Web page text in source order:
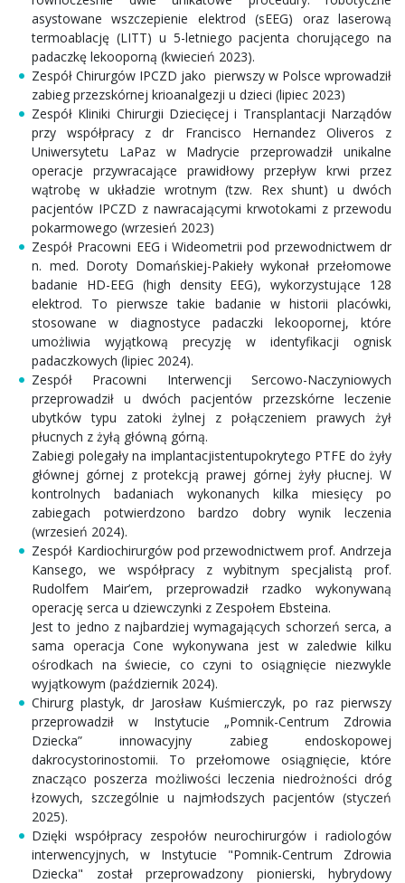
asystowane wszczepienie elektrod (sEEG) oraz laserową
termoablację (LITT) u 5-letniego pacjenta chorującego na
padaczkę lekooporną (kwiecień 2023).
Zespół Chirurgów IPCZD jako pierwszy w Polsce wprowadził
zabieg przezskórnej krioanalgezji u dzieci (lipiec 2023)
Zespół Kliniki Chirurgii Dziecięcej i Transplantacji Narządów
przy współpracy z dr Francisco Hernandez Oliveros z
Uniwersytetu LaPaz w Madrycie przeprowadził unikalne
operacje przywracające prawidłowy przepływ krwi przez
wątrobę w układzie wrotnym (tzw. Rex shunt) u dwóch
pacjentów IPCZD z nawracającymi krwotokami z przewodu
pokarmowego (wrzesień 2023)
Zespół Pracowni EEG i Wideometrii pod przewodnictwem dr
n. med. Doroty Domańskiej-Pakieły wykonał przełomowe
badanie HD-EEG (high density EEG), wykorzystujące 128
elektrod. To pierwsze takie badanie w historii placówki,
stosowane w diagnostyce padaczki lekoopornej, które
umożliwia wyjątkową precyzję w identyfikacji ognisk
padaczkowych (lipiec 2024).
Zespół Pracowni Interwencji Sercowo-Naczyniowych
przeprowadził u dwóch pacjentów przezskórne leczenie
ubytków typu zatoki żylnej z połączeniem prawych żył
płucnych z żyłą główną górną.
Zabiegi polegały na implantacjistentupokrytego PTFE do żyły
głównej górnej z protekcją prawej górnej żyły płucnej. W
kontrolnych badaniach wykonanych kilka miesięcy po
zabiegach potwierdzono bardzo dobry wynik leczenia
(wrzesień 2024).
Zespół Kardiochirurgów pod przewodnictwem prof. Andrzeja
Kansego, we współpracy z wybitnym specjalistą prof.
Rudolfem Mair’em, przeprowadził rzadko wykonywaną
operację serca u dziewczynki z Zespołem Ebsteina.
Jest to jedno z najbardziej wymagających schorzeń serca, a
sama operacja Cone wykonywana jest w zaledwie kilku
ośrodkach na świecie, co czyni to osiągnięcie niezwykle
wyjątkowym (październik 2024).
Chirurg plastyk, dr Jarosław Kuśmierczyk, po raz pierwszy
przeprowadził w Instytucie „Pomnik-Centrum Zdrowia
Dziecka” innowacyjny zabieg endoskopowej
dakrocystorinostomii. To przełomowe osiągnięcie, które
znacząco poszerza możliwości leczenia niedrożności dróg
łzowych, szczególnie u najmłodszych pacjentów (styczeń
2025).
Dzięki współpracy zespołów neurochirurgów i radiologów
interwencyjnych, w Instytucie "Pomnik-Centrum Zdrowia
Dziecka" został przeprowadzony pionierski, hybrydowy